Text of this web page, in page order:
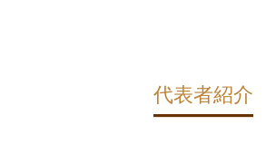
代表者紹介